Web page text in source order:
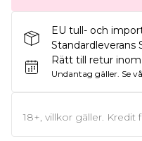
EU tull- och
Standardleverans
Rätt till retur
Undantag gäller. Se
18+, villkor gäller.